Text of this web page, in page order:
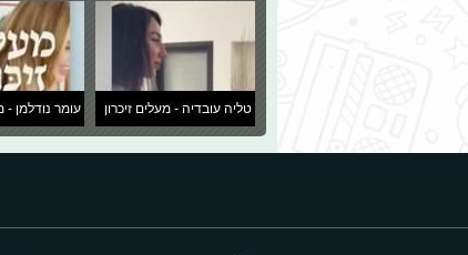
טליה עובדיה - מעלים זיכרון עומר נודלמן -